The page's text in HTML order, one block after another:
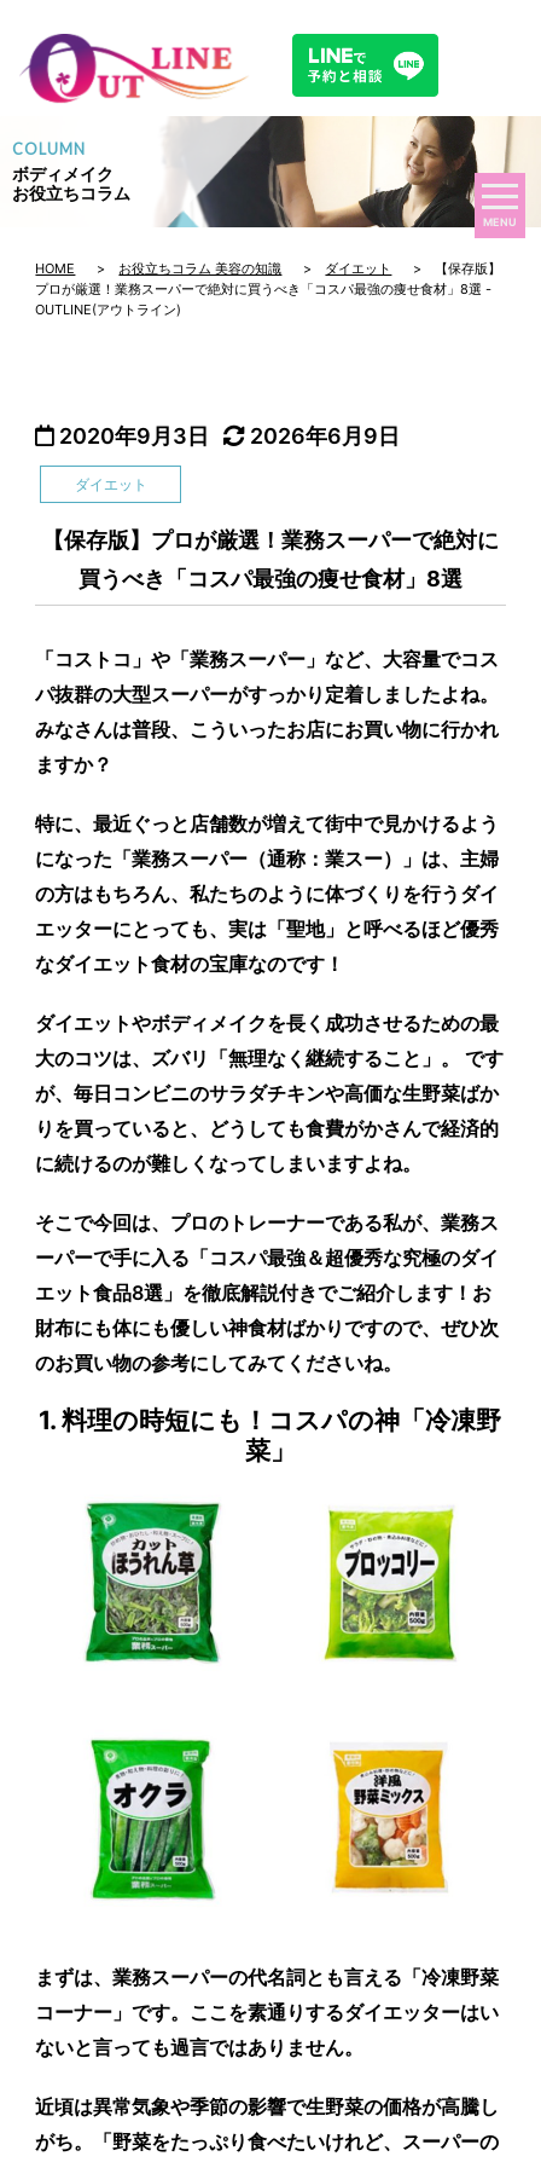
COLUMN
ボディメイク
お役立ちコラム
MENU
HOME > お役立ちコラム 美容の知識 > ダイエット
> 【保存版】
プロが厳選！業務スーパーで絶対に買うべき「コスパ最強の痩せ食材」8選 -
OUTLINE(アウトライン)
2020年9月3日 2026年6月9日
ダイエット
【保存版】プロが厳選！業務スーパーで絶対に
買うべき「コスパ最強の痩せ食材」8選
「コストコ」や「業務スーパー」など、大容量でコス
パ抜群の大型スーパーがすっかり定着しましたよね。
みなさんは普段、こういったお店にお買い物に行かれ
ますか？
特に、最近ぐっと店舗数が増えて街中で見かけるよう
になった「業務スーパー（通称：業スー）」は、主婦
の方はもちろん、私たちのように体づくりを行うダイ
エッターにとっても、実は「聖地」と呼べるほど優秀
なダイエット食材の宝庫なのです！
ダイエットやボディメイクを長く成功させるための最
大のコツは、ズバリ「無理なく継続すること」。 です
が、毎日コンビニのサラダチキンや高価な生野菜ばか
りを買っていると、どうしても食費がかさんで経済的
に続けるのが難しくなってしまいますよね。
そこで今回は、プロのトレーナーである私が、業務ス
ーパーで手に入る「コスパ最強＆超優秀な究極のダイ
エット食品8選」を徹底解説付きでご紹介します！お
財布にも体にも優しい神食材ばかりですので、ぜひ次
のお買い物の参考にしてみてくださいね。
1. 料理の時短にも！コスパの神「冷凍野
菜」
まずは、業務スーパーの代名詞とも言える「冷凍野菜
コーナー」です。ここを素通りするダイエッターはい
ないと言っても過言ではありません。
近頃は異常気象や季節の影響で生野菜の価格が高騰し
がち。「野菜をたっぷり食べたいけれど、スーパーの